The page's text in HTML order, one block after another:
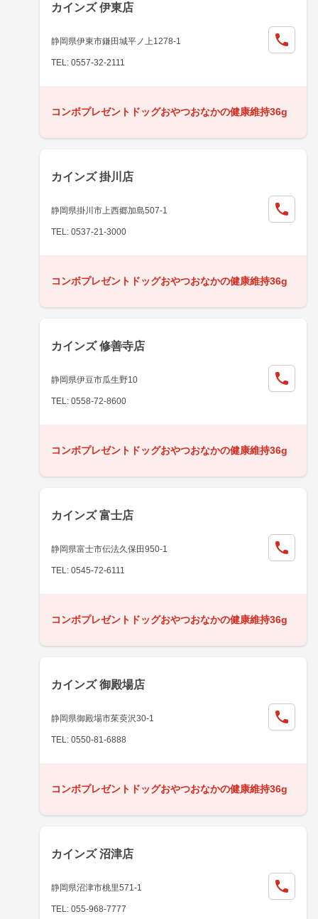
カインズ 伊東店
静岡県伊東市鎌田城平ノ上1278-1
TEL: 0557-32-2111
コンボプレゼントドッグおやつおなかの健康維持36g
カインズ 掛川店
静岡県掛川市上西郷加島507-1
TEL: 0537-21-3000
コンボプレゼントドッグおやつおなかの健康維持36g
カインズ 修善寺店
静岡県伊豆市瓜生野10
TEL: 0558-72-8600
コンボプレゼントドッグおやつおなかの健康維持36g
カインズ 富士店
静岡県富士市伝法久保田950-1
TEL: 0545-72-6111
コンボプレゼントドッグおやつおなかの健康維持36g
カインズ 御殿場店
静岡県御殿場市茱萸沢30-1
TEL: 0550-81-6888
コンボプレゼントドッグおやつおなかの健康維持36g
カインズ 沼津店
静岡県沼津市桃里571-1
TEL: 055-968-7777